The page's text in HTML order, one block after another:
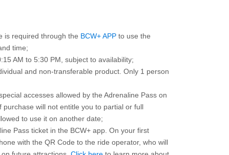
is required through the BCW+ APP to use the
time;
AM to 5:30 PM, subject to availability;
and non-transferable product. Only 1 person
accesses allowed by the Adrenaline Pass on
will not entitle you to partial or full
to use it on another date;
Pass ticket in the BCW+ app. On your first
with the QR Code to the ride operator, who will